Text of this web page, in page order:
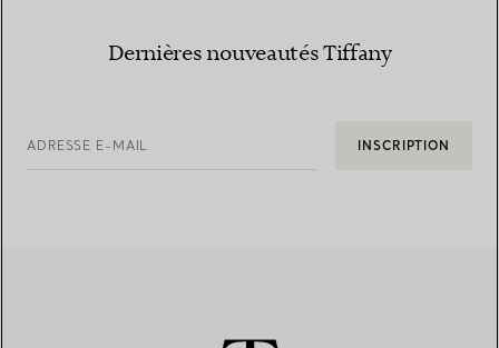
Dernières nouveautés Tiffany
ADRESSE E-MAIL INSCRIPTION